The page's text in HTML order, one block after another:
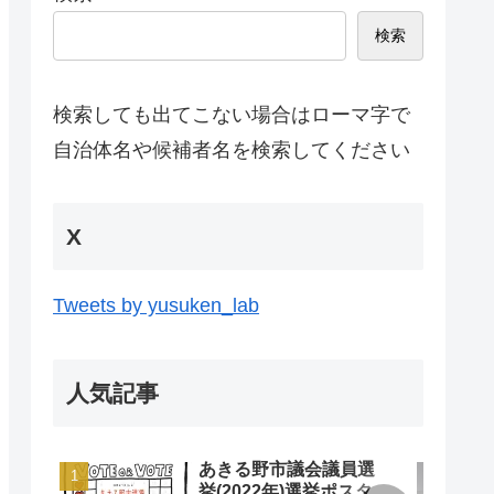
検索
検索しても出てこない場合はローマ字で
自治体名や候補者名を検索してください
X
Tweets by yusuken_lab
人気記事
あきる野市議会議員選